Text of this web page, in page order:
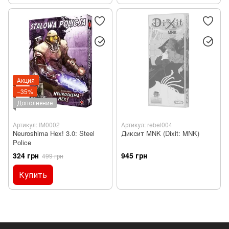
Акция
−35%
Дополнение
Артикул: IM0002
Neuroshima Hex! 3.0: Steel
Police
324 грн 499 грн
Купить
Артикул: rebel004
Диксит MNK (Dixit: MNK)
945 грн